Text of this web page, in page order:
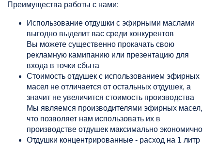
Преимущества работы с нами:
Использование отдушки с эфирными маслами
выгодно выделит вас среди конкурентов
Вы можете существенно прокачать свою
рекламную камипанию или презентацию для
входа в точки сбыта
Стоимость отдушек с использованием эфирных
масел не отличается от остальных отдушек, а
значит не увеличится стоимость производства
Мы являемся производителями эфирных масел,
что позволяет нам использовать их в
производстве отдушек максимально экономично
Отдушки концентрированные - расход на 1 литр